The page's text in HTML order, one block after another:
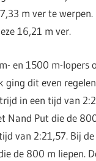
m ver te werpen.
16,21 m ver.
en 1500 m-lopers
ging dit even
in een tijd van
Nand Put die de
van 2:21,57. Bij
de 800 m liepen.